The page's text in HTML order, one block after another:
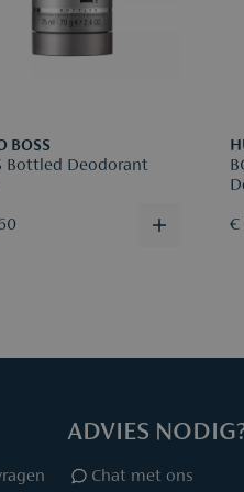
BOSS
Bottled Deodorant
€
ADVIES
Chat met ons